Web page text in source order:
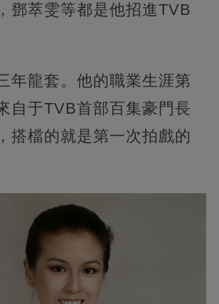
鄧萃雯等都是他招進TVB
年龍套。他的職業生涯第
自于TVB首部百集豪門長
搭檔的就是第一次拍戲的